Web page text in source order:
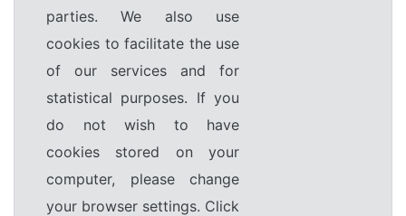
parties. We also use
cookies to facilitate the use
of our services and for
statistical purposes. If you
do not wish to have
cookies stored on your
computer, please change
your browser settings. Click